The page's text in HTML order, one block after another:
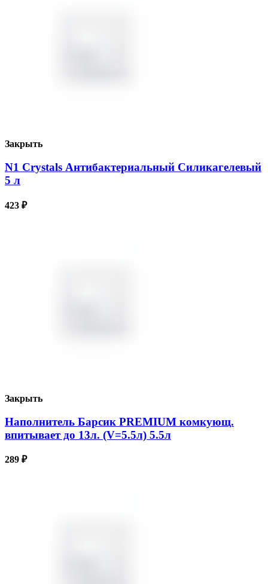
Закрыть
N1 Crystals Антибактериальный Силикагелевый
5 л
423 ₽
Закрыть
Наполнитель Барсик PREMIUM комкующ.
впитывает до 13л. (V=5.5л) 5.5л
289 ₽